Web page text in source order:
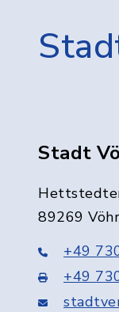
Stadt
89269
+49
+49